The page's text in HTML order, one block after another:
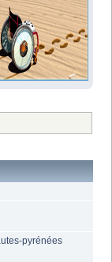
pyrénées